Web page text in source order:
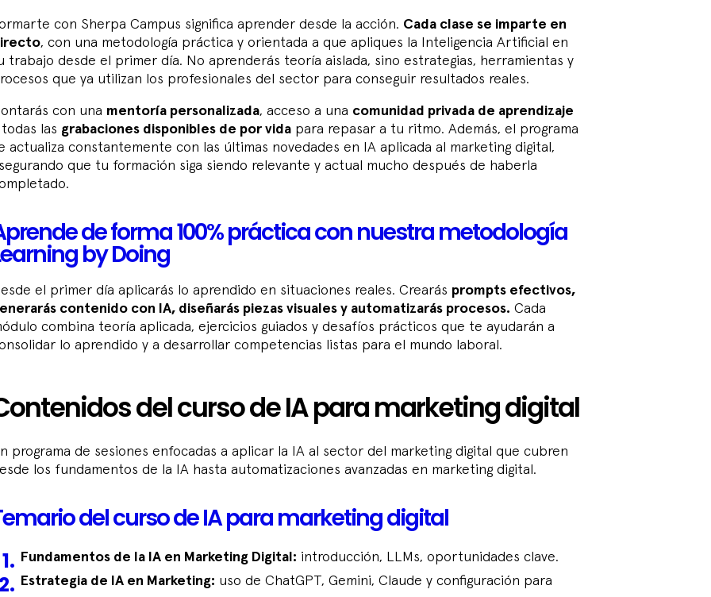
con Sherpa Campus significa aprender desde la acción. Cada clase se imparte en
, con una metodología práctica y orientada a que apliques la Inteligencia Artificial en
trabajo desde el primer día. No aprenderás teoría aislada, sino estrategias, herramientas y
que ya utilizan los profesionales del sector para conseguir resultados reales.
con una mentoría personalizada, acceso a una comunidad privada de aprendizaje
las grabaciones disponibles de por vida para repasar a tu ritmo. Además, el programa
actualiza constantemente con las últimas novedades en IA aplicada al marketing digital,
que tu formación siga siendo relevante y actual mucho después de haberla
de forma 100% práctica con nuestra metodología
by Doing
el primer día aplicarás lo aprendido en situaciones reales. Crearás prompts efectivos,
contenido con IA, diseñarás piezas visuales y automatizarás procesos. Cada
combina teoría aplicada, ejercicios guiados y desafíos prácticos que te ayudarán a
lo aprendido y a desarrollar competencias listas para el mundo laboral.
del curso de IA para marketing digital
programa de sesiones enfocadas a aplicar la IA al sector del marketing digital que cubren
los fundamentos de la IA hasta automatizaciones avanzadas en marketing digital.
del curso de IA para marketing digital
Fundamentos de la IA en Marketing Digital: introducción, LLMs, oportunidades clave.
Estrategia de IA en Marketing: uso de ChatGPT, Gemini, Claude y configuración para